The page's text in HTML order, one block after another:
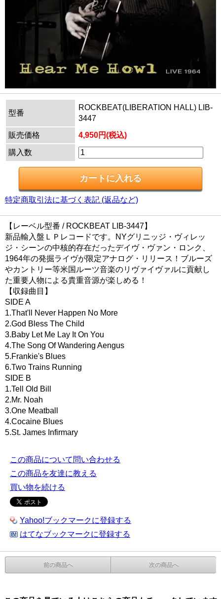
型番
ROCKBEAT(LIBERATION HALL) LIB-
3447
販売価格
4,950円(税込)
購入数
特定商取引法に基づく表記 (返品など)
【レーベル型番 / ROCKBEAT LIB-3447】
新品輸入盤ＬＰレコードです。NYグリニッジ・ヴィレッ
ジ・シーンの中核的存在だったデイヴ・ヴァン・ロンク、
1964年の発掘ライヴが限定アナログ・リリース！ブルーズ
やカントリー等米国ルーツ音楽のリヴァイヴァルに貢献し
た重要人物による貴重音源が楽しめる！
【収録曲目】
SIDE A
1.That'll Never Happen No More
2.God Bless The Child
3.Baby Let Me Lay It On You
4.The Song Of Wandering Aengus
5.Frankie's Blues
6.Two Trains Running
SIDE B
1.Tell Old Bill
2.Mr. Noah
3.One Meatball
4.Cocaine Blues
5.St. James Infirmary
この商品について問い合わせる
この商品を友達に教える
買い物を続ける
Yahoo!ブックマークに登録する
はてなブックマークに登録する
前の商品へ 次の商品へ